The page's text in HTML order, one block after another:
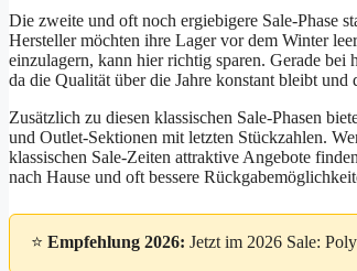
Die zweite und oft noch ergiebigere Sale-Phase
Hersteller möchten ihre Lager vor dem Winter
einzulagern, kann hier richtig sparen. Gerade bei
da die Qualität über die Jahre konstant bleibt
Zusätzlich zu diesen klassischen Sale-Phasen
und Outlet-Sektionen mit letzten Stückzahlen.
klassischen Sale-Zeiten attraktive Angebote
nach Hause und oft bessere
⭐Empfehlung 2026: Jetzt im 2026 Sale: